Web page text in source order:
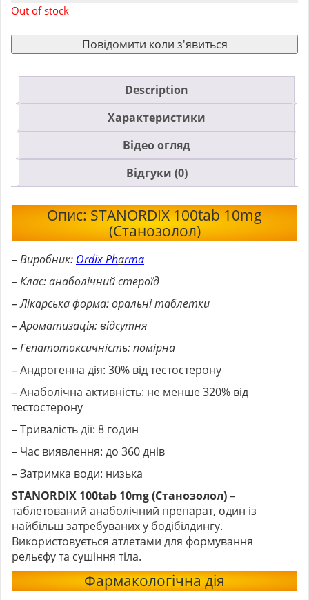
Out of stock
Повідомити коли з'явиться
Description
Характеристики
Відео огляд
Відгуки (0)
Опис: STANORDIX 100tab 10mg
(Станозолол)
– Виробник: Ordix Pharma
– Клас: анаболічний стероїд
– Лікарська форма: оральні таблетки
– Ароматизація: відсутня
– Гепатотоксичність: помірна
– Андрогенна дія: 30% від тестостерону
– Анаболічна активність: не менше 320% від
тестостерону
– Тривалість дії: 8 годин
– Час виявлення: до 360 днів
– Затримка води: низька
STANORDIX 100tab 10mg (Станозолол)–
таблетований анаболічний препарат, один із
найбільш затребуваних у бодібілдингу.
Використовується атлетами для формування
рельєфу та сушіння тіла.
Фармакологічна дія